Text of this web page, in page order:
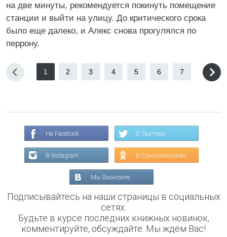
на две минуты, рекомендуется покинуть помещение
станции и выйти на улицу. До критического срока
было еще далеко, и Алекс снова прогулялся по
перрону.
1 2 3 4 5 6 7
На Facebook В Твиттере
В Instagram В Одноклассниках
Мы Вконтакте
Подписывайтесь на наши страницы в социальных
сетях.
Будьте в курсе последних книжных новинок,
комментируйте, обсуждайте. Мы ждём Вас!